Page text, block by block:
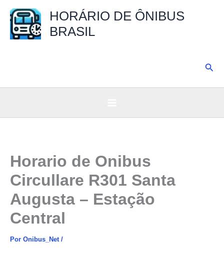
para
HORÁRIO DE ÔNIBUS
BRASIL
Horario de Onibus
Circullare R301 Santa
Augusta – Estação
Central
Por Onibus_Net /